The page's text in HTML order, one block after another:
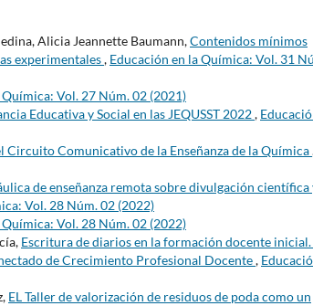
Alicia Jeannette Baumann,Contenidos mínimos
experimentales, Educación en la Química: Vol. 31
Vol. 27 Núm. 02 (2021)
Educativa y Social en las JEQUSST 2022,
Circuito Comunicativo de la Enseñanza de la Química
de enseñanza remota sobre divulgación científica
Vol. 28 Núm. 02 (2022)
Vol. 28 Núm. 02 (2022)
Escritura de diarios en la formación docente inicial.
de Crecimiento Profesional Docente,
EL Taller de valorización de residuos de poda como un